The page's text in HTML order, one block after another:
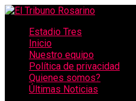
Estadio Tres
Inicio
Nuestro equipo
Política de privacidad
Quienes somos?
Últimas Noticias